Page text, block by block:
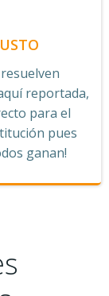
reportada,
para el
pues
ganan!